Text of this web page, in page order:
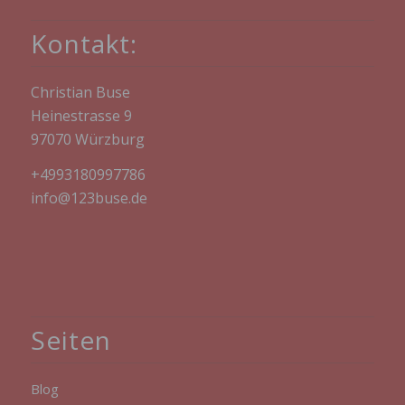
Kontakt:
Christian Buse
Heinestrasse 9
97070 Würzburg
+4993180997786
info@123buse.de
Seiten
Blog
Insofern ist die Speicherung dieser Daten zur
Absicherung des für die Verarbeitung
dieser Daten an Dritte erfolgt grundsätzlich nicht,
besteht oder die Weitergabe der Strafverfolgung
dient.
Die Registrierung der betroffenen Person unter
freiwilliger Angabe personenbezogener Daten
dient dem für die Verarbeitung Verantwortlichen
Datenbestand des für die Verarbeitung
Verantwortlichen löschen zu lassen.
jeder betroffenen Person jederzeit auf Anfrage